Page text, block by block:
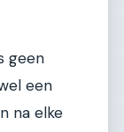
geen
een
na elke